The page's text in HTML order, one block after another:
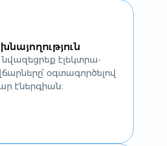
էլեկտրա-
օգտագործելով
էներգիան։